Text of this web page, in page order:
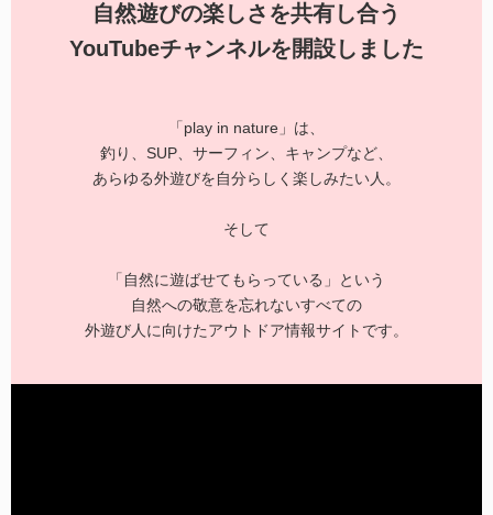
自然遊びの楽しさを共有し合う
YouTubeチャンネルを開設しました
「play in nature」は、
釣り、SUP、サーフィン、キャンプなど、
あらゆる外遊びを自分らしく楽しみたい人。
そして
「自然に遊ばせてもらっている」という
自然への敬意を忘れないすべての
外遊び人に向けたアウトドア情報サイトです。